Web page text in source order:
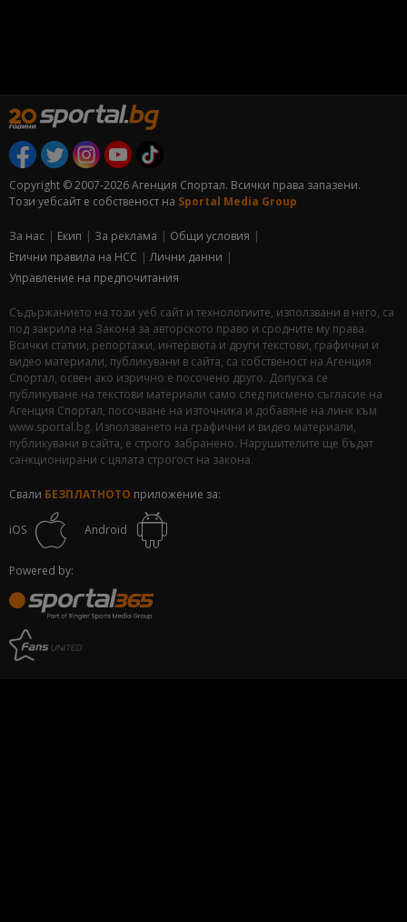
Copyright © 2007-2026 Агенция Спортал. Всички права запазени.
Този уебсайт е собственост на Sportal Media Group
За нас Екип За рекламa
Общи условия
Етични правила на НСС
Лични данни
Управление на предпочитания
Съдържанието на този уеб сайт и технологиите, използвани в него, са
под закрила на Закона за авторското право и сродните му права.
Всички статии, репортажи, интервюта и други текстови, графични и
видео материали, публикувани в сайта, са собственост на Агенция
Спортал, освен ако изрично е посочено друго. Допуска се
публикуване на текстови материали само след писмено съгласие на
Агенция Спортал, посочване на източника и добавяне на линк към
www.sportal.bg. Използването на графични и видео материали,
публикувани в сайта, е строго забранено. Нарушителите ще бъдат
санкционирани с цялата строгост на закона.
Свали БЕЗПЛАТНОТО приложение за:
iOS Android
Powered by: